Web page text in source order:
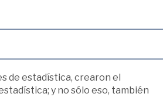
de estadística, crearon el
y no sólo eso, también